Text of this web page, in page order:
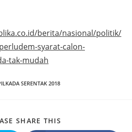
berita/nasional/politik/
syarat-calon-
tak-mudah
SERENTAK 2018
SHARE THIS